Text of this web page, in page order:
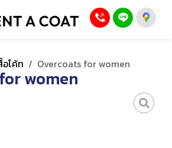
อโค้ท / Overcoats for women
women